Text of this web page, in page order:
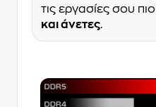
τις εργασίες σου πιο
και άνετες.